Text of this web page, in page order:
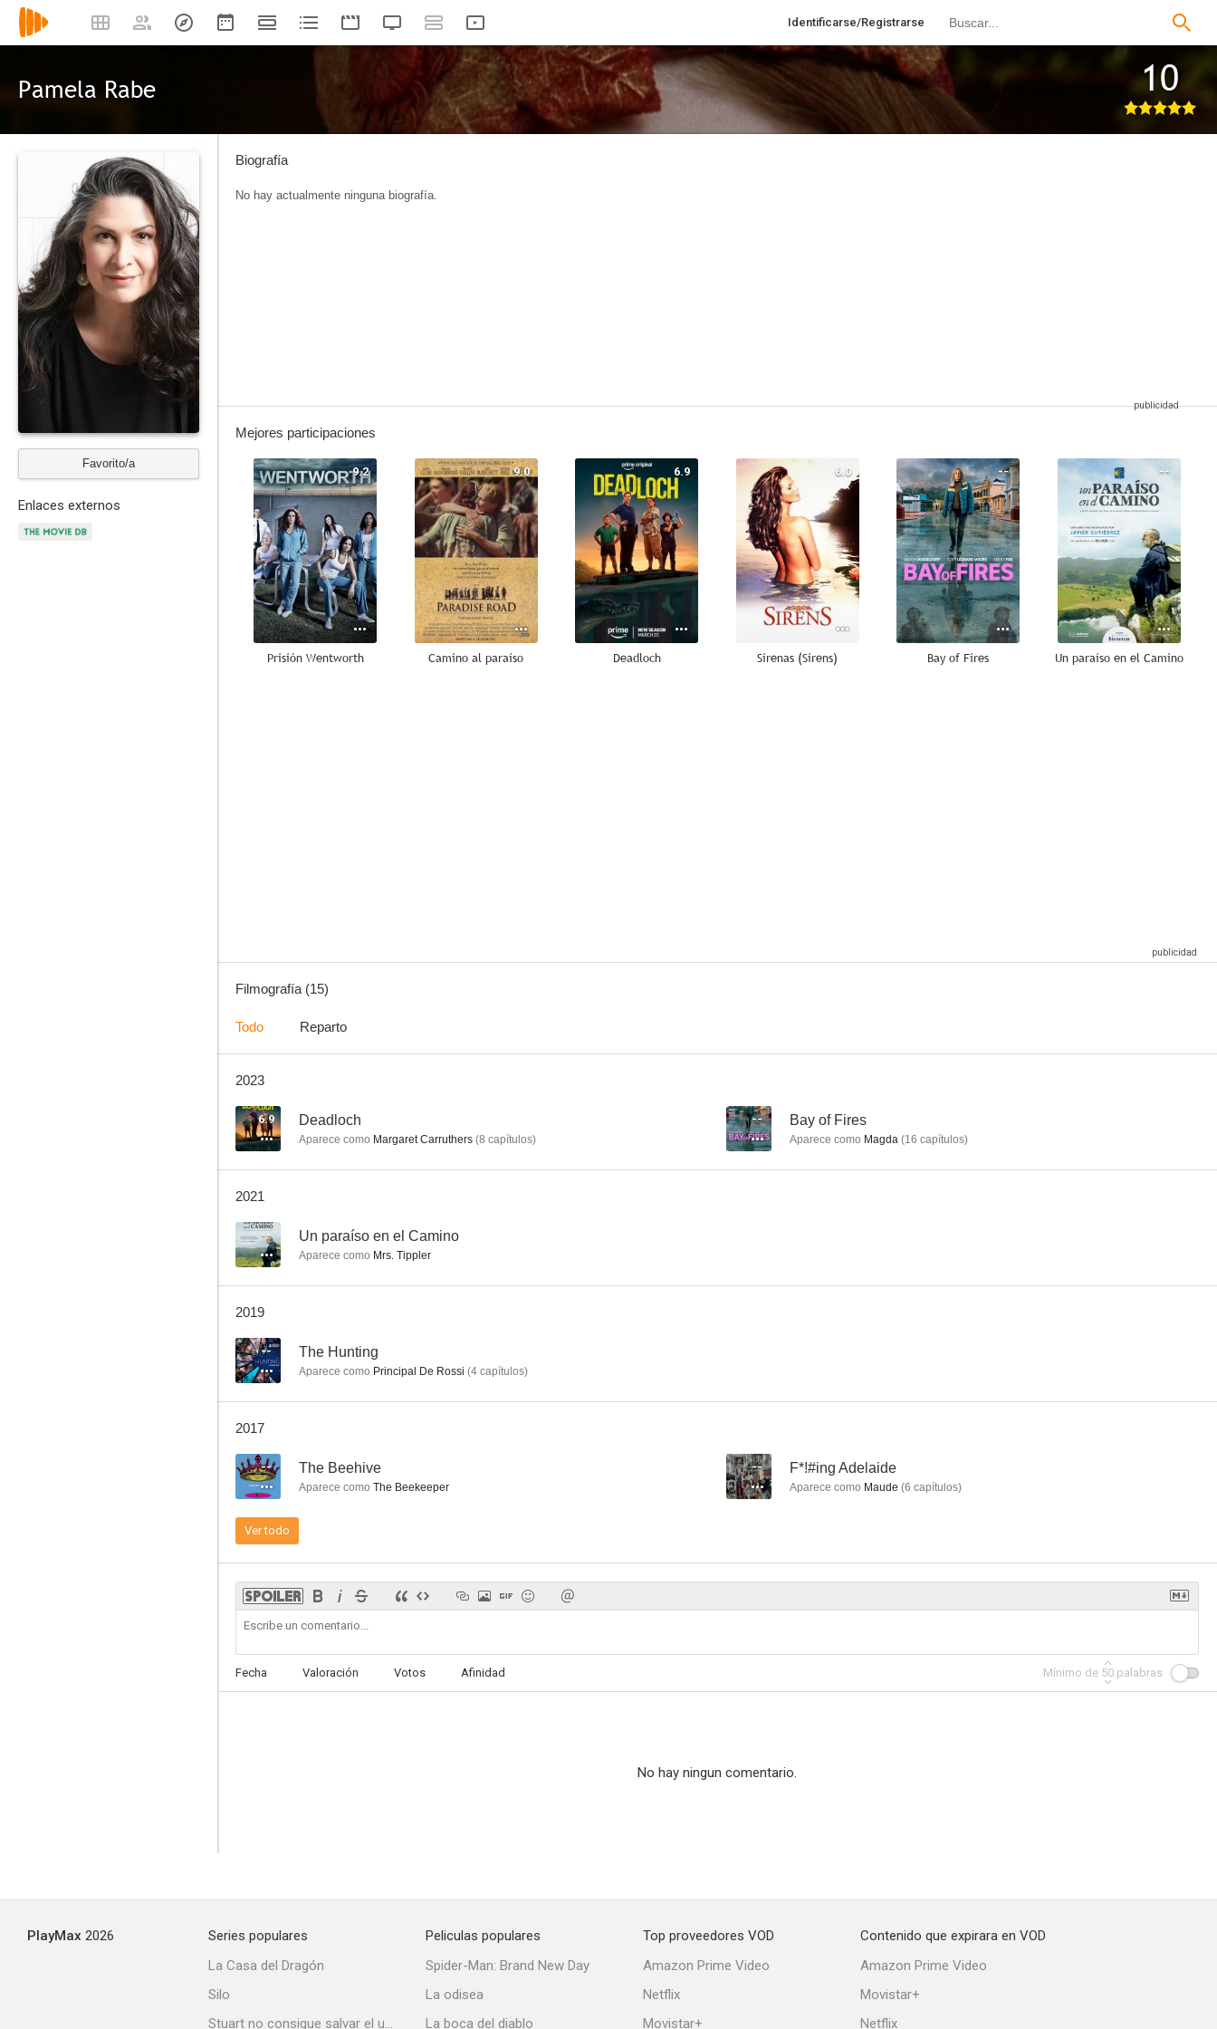
Identificarse/Registrarse
Pamela Rabe 10
Favorito/a
Enlaces externos
Biografía
No hay actualmente ninguna biografía.
Mejores participaciones
9.2
Prisión Wentworth
9.0
Camino al paraíso
6.9
Deadloch
6.0
Sirenas (Sirens)
--
Bay of Fires
--
Un paraíso en el Camino
Adorable locura (Cosi)
Filmografía (15)
Todo Reparto
2023
6.9 Deadloch
Aparece como Margaret Carruthers (8 capítulos)
-- Bay of Fires
Aparece como Magda (16 capítulos)
2021
-- Un paraíso en el Camino
Aparece como Mrs. Tippler
2019
-- The Hunting
Aparece como Principal De Rossi (4 capítulos)
2017
-- The Beehive
Aparece como The Beekeeper
-- F*!#ing Adelaide
Aparece como Maude (6 capítulos)
Ver todo
Fecha Valoración Votos Afinidad Mínimo de 50 palabras
No hay ningun comentario.
PlayMax 2026
Series populares
La Casa del Dragón
Silo
Stuart no consigue salvar el universo
Peliculas populares
Spider-Man: Brand New Day
La odisea
La boca del diablo
Top proveedores VOD
Amazon Prime Video
Netflix
Movistar+
Contenido que expirara en VOD
Amazon Prime Video
Movistar+
Netflix